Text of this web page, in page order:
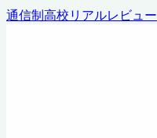
通信制高校リアルレビュー